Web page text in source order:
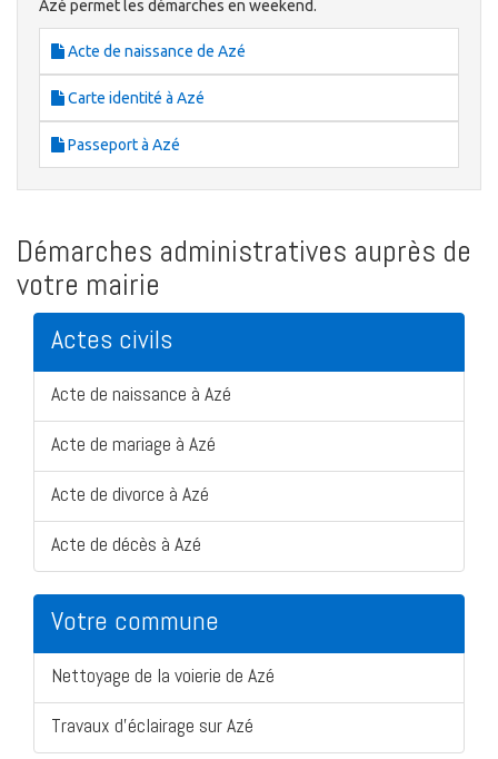
Azé permet les démarches en weekend.
Acte de naissance de Azé
Carte identité à Azé
Passeport à Azé
Démarches administratives auprès de
votre mairie
Actes civils
Acte de naissance à Azé
Acte de mariage à Azé
Acte de divorce à Azé
Acte de décès à Azé
Votre commune
Nettoyage de la voierie de Azé
Travaux d'éclairage sur Azé